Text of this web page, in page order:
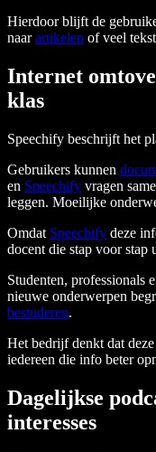
Hierdoor blijft de
naarartikelen of veel
Internet
klas
Speechify beschrijft het
Gebruikers kunnen
en Speechify vragen
leggen. Moeilijke
Omdat Speechify deze
docent die stap voor stap
Studenten, professionals
nieuwe onderwerpen
bestuderen.
Het bedrijf denkt dat
iedereen die info beter
Dagelijkse
interesses